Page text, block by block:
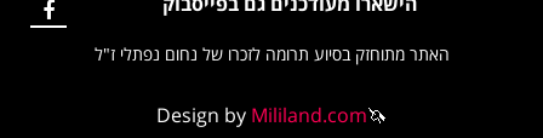
האתר מתוחזק בסיוע תרומה לזכרו של נחום נפתלי ז"ל
Design by Mililand.com🦄